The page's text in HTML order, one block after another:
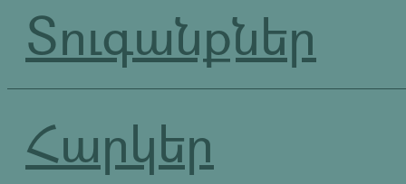
Տուգանքներ
Հարկեր